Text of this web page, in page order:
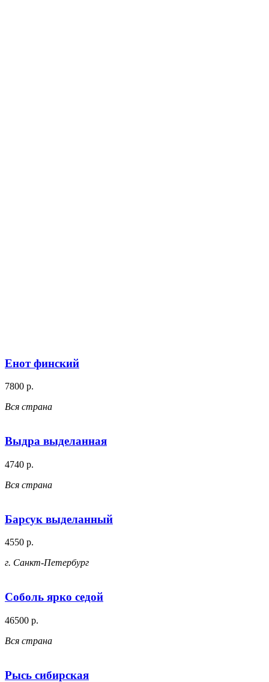
Енот финский
7800 р.
Вся страна
Выдра выделанная
4740 р.
Вся страна
Барсук выделанный
4550 р.
г. Санкт-Петербург
Соболь ярко седой
46500 р.
Вся страна
Рысь сибирская